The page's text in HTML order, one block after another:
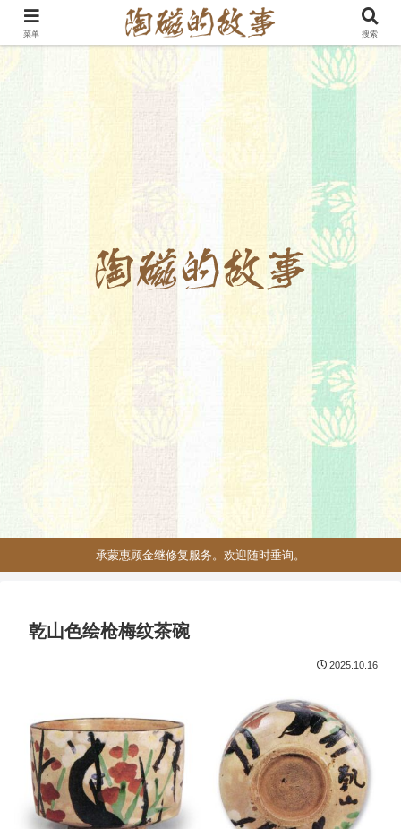
承蒙惠顾金继修复服务。欢迎随时垂询。
乾山色绘枪梅纹茶碗
2025.10.16
菜单 搜索